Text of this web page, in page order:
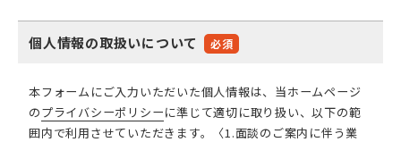
個人情報の取扱いについて 必須
本フォームにご入力いただいた個人情報は、当ホームページ
のプライバシーポリシーに準じて適切に取り扱い、以下の範
囲内で利用させていただきます。〈1.面談のご案内に伴う業